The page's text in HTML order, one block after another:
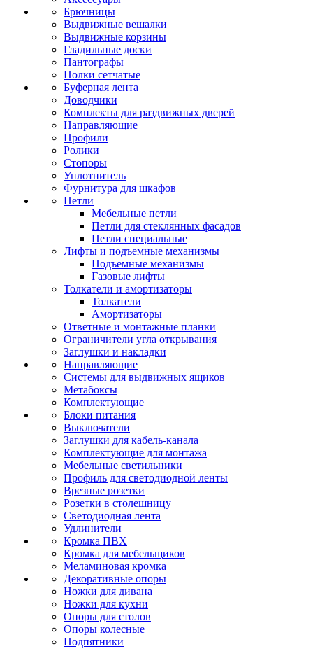
Брючницы
Выдвижные вешалки
Выдвижные корзины
Гладильные доски
Пантографы
Полки сетчатые
Буферная лента
Доводчики
Комплекты для раздвижных дверей
Направляющие
Профили
Ролики
Стопоры
Уплотнитель
Фурнитура для шкафов
Петли
Мебельные петли
Петли для стеклянных фасадов
Петли специальные
Лифты и подъемные механизмы
Подъемные механизмы
Газовые лифты
Толкатели и амортизаторы
Толкатели
Амортизаторы
Ответные и монтажные планки
Ограничители угла открывания
Заглушки и накладки
Направляющие
Системы для выдвижных ящиков
Метабоксы
Комплектующие
Блоки питания
Выключатели
Заглушки для кабель-канала
Комплектующие для монтажа
Мебельные светильники
Профиль для светодиодной ленты
Врезные розетки
Розетки в столешницу
Светодиодная лента
Удлинители
Кромка ПВХ
Кромка для мебельщиков
Меламиновая кромка
Декоративные опоры
Ножки для дивана
Ножки для кухни
Опоры для столов
Опоры колесные
Подпятники